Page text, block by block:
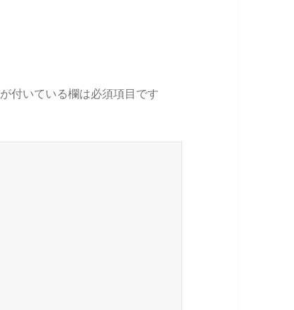
が付いている欄は必須項目です